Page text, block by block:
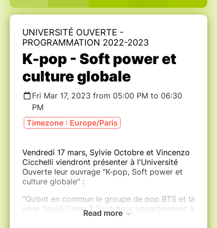
UNIVERSITÉ OUVERTE -
PROGRAMMATION 2022-2023
K-pop - Soft power et
culture globale
Fri Mar 17, 2023 from 05:00 PM to 06:30
PM
Timezone : Europe/Paris
Vendredi 17 mars, Sylvie Octobre et Vincenzo
Cicchelli viendront présenter à l'Université
Ouverte leur ouvrage "K-pop, Soft power et
culture globale" :
"Qu’ont en commun le groupe de pop BTS et la
série Squid Game ? Tous deux appartiennent à
la nouvelle vague de produits culturels sud-
Read more